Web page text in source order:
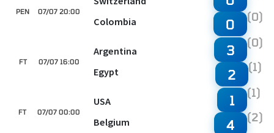
07/07 20:00
PEN
Colombia
0 (0)
07/07 16:00
FT
Argentina
Egypt
3 (0)
2 (1)
07/07 00:00
FT
USA
Belgium
1 (1)
4 (2)